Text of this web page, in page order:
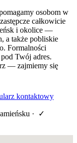
osobom w
całkowicie
i okolice —
a także pobliskie
Formalności
Twój adres.
— zajmiemy się
kontaktowy
· ✓